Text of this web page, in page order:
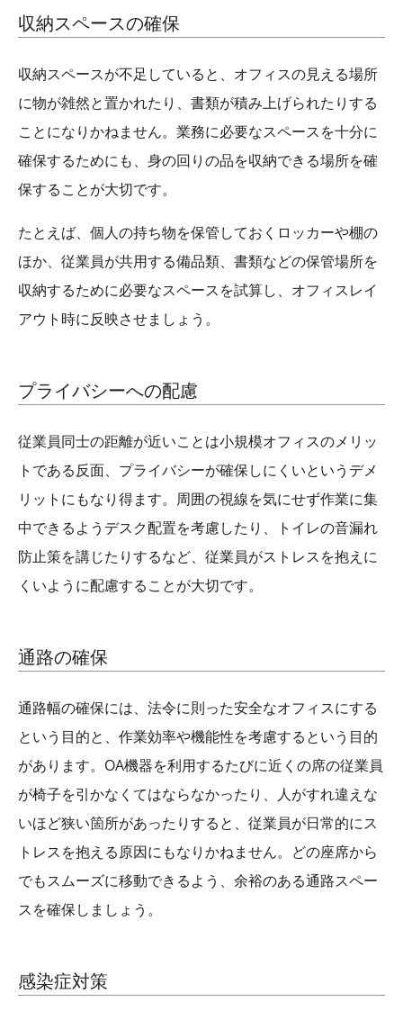
収納スペースの確保
収納スペースが不足していると、オフィスの見える場所
に物が雑然と置かれたり、書類が積み上げられたりする
ことになりかねません。業務に必要なスペースを十分に
確保するためにも、身の回りの品を収納できる場所を確
保することが大切です。
たとえば、個人の持ち物を保管しておくロッカーや棚の
ほか、従業員が共用する備品類、書類などの保管場所を
収納するために必要なスペースを試算し、オフィスレイ
アウト時に反映させましょう。
プライバシーへの配慮
従業員同士の距離が近いことは小規模オフィスのメリッ
トである反面、プライバシーが確保しにくいというデメ
リットにもなり得ます。周囲の視線を気にせず作業に集
中できるようデスク配置を考慮したり、トイレの音漏れ
防止策を講じたりするなど、従業員がストレスを抱えに
くいように配慮することが大切です。
通路の確保
通路幅の確保には、法令に則った安全なオフィスにする
という目的と、作業効率や機能性を考慮するという目的
があります。OA機器を利用するたびに近くの席の従業員
が椅子を引かなくてはならなかったり、人がすれ違えな
いほど狭い箇所があったりすると、従業員が日常的にス
トレスを抱える原因にもなりかねません。どの座席から
でもスムーズに移動できるよう、余裕のある通路スペー
スを確保しましょう。
感染症対策